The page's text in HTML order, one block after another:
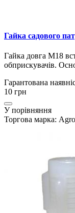
Гайка садового
Гайка довга М18
обприскувачів.
Гарантована
10 грн
У порівняння
Торгова марка: